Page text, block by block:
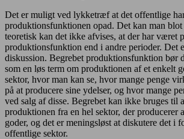
Det er muligt ved lykketræf at det offentlige
produktionsfunktionen opad. Det kan man
teoretisk kan det ikke afvises, at der har været
produktionsfunktion end i andre perioder. Det
diskussion. Begrebet produktionsfunktion bør
som en løs term om produktionen af et enkelt
sektor, hvor man kan se, hvor mange penge
på at producere sine ydelser, og hvor mange
ved salg af disse. Begrebet kan ikke bruges til
produktionen fra en hel sektor, der producerer
goder, og det er meningsløst at diskutere det i
offentlige sektor.